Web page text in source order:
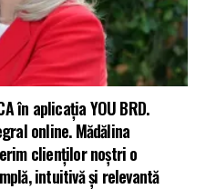
în aplicația YOU BRD.
online. Mădălina
clienților noștri o
intuitivă și relevantă